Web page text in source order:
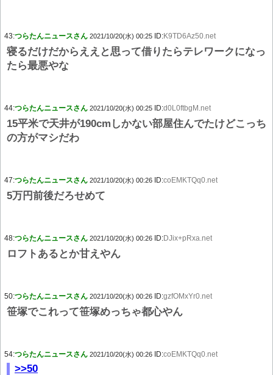
43:つらたんニュースさん 2021/10/20(水) 00:25 ID:K9TD6Az50.net
寝るだけだからええと思って借りたらテレワークになっ
たら最悪やな
44:つらたんニュースさん 2021/10/20(水) 00:25 ID:d0L0ftbgM.net
15平米で天井が190cmしかない部屋住んでたけどこっち
の方がマシだわ
47:つらたんニュースさん 2021/10/20(水) 00:26 ID:coEMKTQq0.net
5万円前後だろせめて
48:つらたんニュースさん 2021/10/20(水) 00:26 ID:DJix+pRxa.net
ロフトあるとか甘えやん
50:つらたんニュースさん 2021/10/20(水) 00:26 ID:gzfOMxYr0.net
笹塚でこれって笹塚めっちゃ都心やん
54:つらたんニュースさん 2021/10/20(水) 00:26 ID:coEMKTQq0.net
>>50